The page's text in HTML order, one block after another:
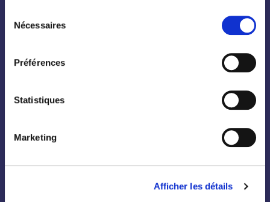
Nécessaires
Préférences
Statistiques
Marketing
Afficher les détails
Conifères
Topiaire